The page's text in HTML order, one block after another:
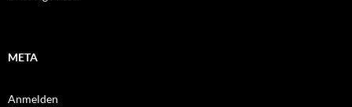
META
Anmelden